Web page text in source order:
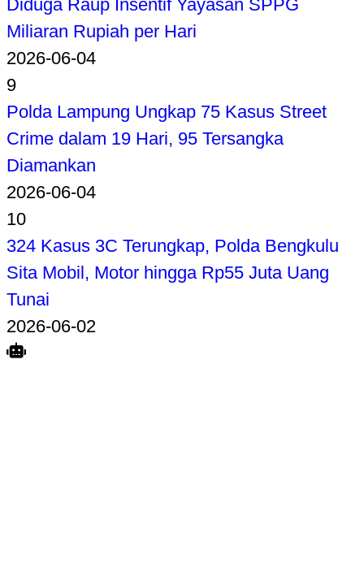
Diduga Raup Insentif Yayasan SPPG
Miliaran Rupiah per Hari
2026-06-04
9
Polda Lampung Ungkap 75 Kasus Street
Crime dalam 19 Hari, 95 Tersangka
Diamankan
2026-06-04
10
324 Kasus 3C Terungkap, Polda Bengkulu
Sita Mobil, Motor hingga Rp55 Juta Uang
Tunai
2026-06-02